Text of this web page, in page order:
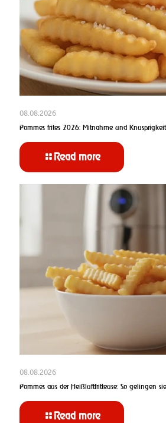
08.08.2026
Pommes frites 2026: Mitnahme und Knusprigkeit
Read more
08.08.2026
Pommes aus der Heißluftfritteuse: So gelingen
Read more